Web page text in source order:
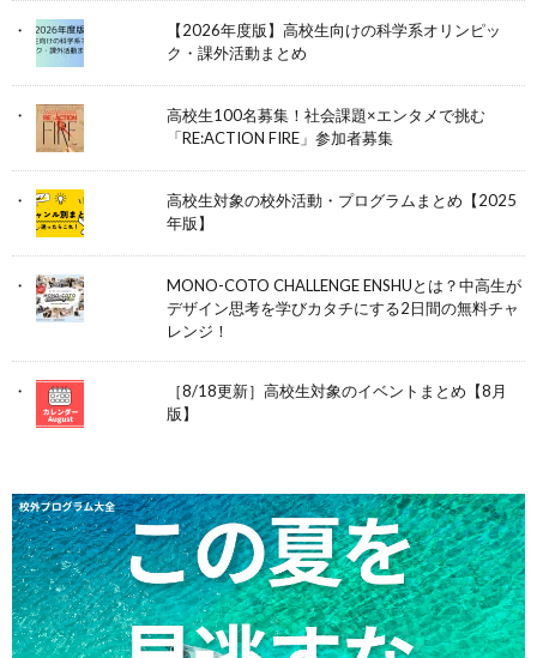
【2026年度版】高校生向けの科学系オリンピッ
ク・課外活動まとめ
高校生100名募集！社会課題×エンタメで挑む
「RE:ACTION FIRE」参加者募集
高校生対象の校外活動・プログラムまとめ【2025
年版】
MONO-COTO CHALLENGE ENSHUとは？中高生が
デザイン思考を学びカタチにする2日間の無料チャ
レンジ！
［8/18更新］高校生対象のイベントまとめ【8月
版】